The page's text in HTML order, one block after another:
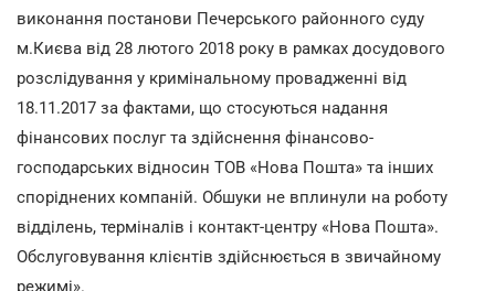
виконання постанови Печерського районного суду
м.Києва від 28 лютого 2018 року в рамках досудового
розслідування у кримінальному провадженні від
18.11.2017 за фактами, що стосуються надання
фінансових послуг та здійснення фінансово-
господарських відносин ТОВ «Нова Пошта» та інших
споріднених компаній. Обшуки не вплинули на роботу
відділень, терміналів і контакт-центру «Нова Пошта».
Обслуговування клієнтів здійснюється в звичайному
режимі».